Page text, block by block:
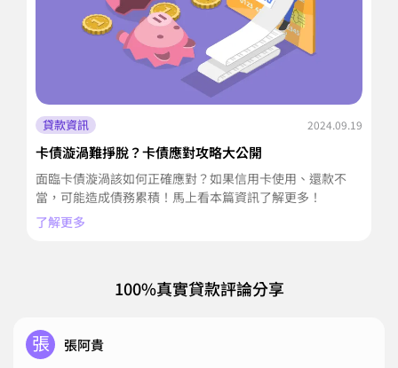
貸款資訊 2024.09.19
卡債漩渦難掙脫？卡債應對攻略大公開
面臨卡債漩渦該如何正確應對？如果信用卡使用、還款不
當，可能造成債務累積！馬上看本篇資訊了解更多！
了解更多
100%真實貸款評論分享
張
張阿貴